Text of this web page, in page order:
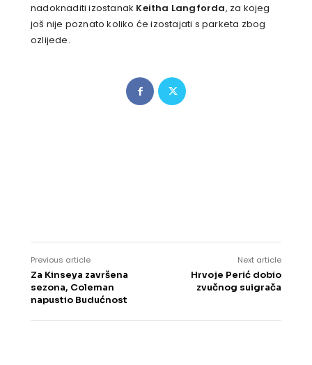
nadoknaditi izostanak Keitha Langforda, za kojeg
još nije poznato koliko će izostajati s parketa zbog
ozlijede.
Previous article
Za Kinseya završena
sezona, Coleman
napustio Budućnost
Next article
Hrvoje Perić dobio
zvučnog suigrača